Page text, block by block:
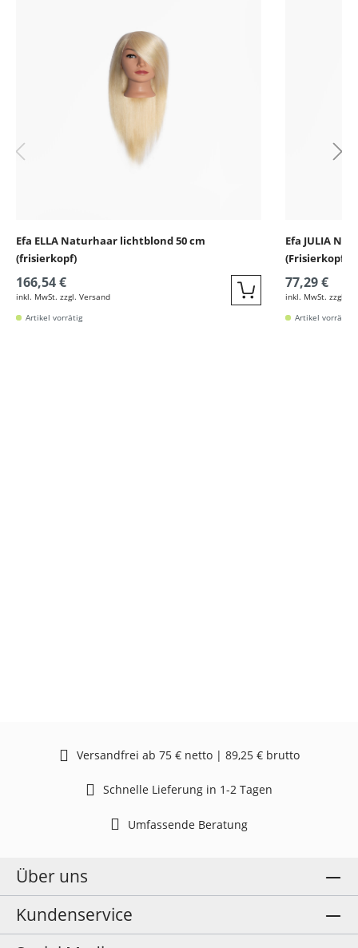
Efa ELLA Naturhaar lichtblond 50 cm
(frisierkopf)
166,54 €
inkl. MwSt. zzgl. Versand Quickbuy
Artikel vorrätig
Efa JULIA
(Frisierkopf)
77,29 €
inkl. MwSt. zzgl.
Artikel vorrätig
Versandfrei ab 75 € netto | 89,25 € brutto
Schnelle Lieferung in 1-2 Tagen
Umfassende Beratung
Über uns
Kundenservice